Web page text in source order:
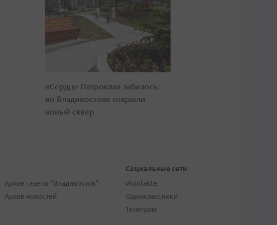
«Сердце Патрокла» забилось:
во Владивостоке открыли
новый сквер
Архив газеты "Владивосток"
Архив новостей
Социальные сети
vkontakte
Одноклассники
Телеграм